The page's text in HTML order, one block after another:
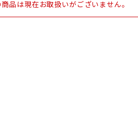
品は現在お取扱いがございません。